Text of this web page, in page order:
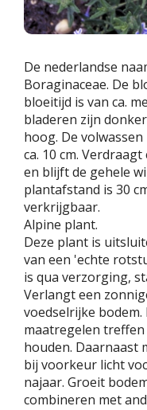
De nederlandse
Boraginaceae. De
bloeitijd is van ca.
bladeren zijn
hoog. De
ca. 10 cm.
en blijft de gehele
plantafstand is 30
verkrijgbaar.
Alpine plant.
Deze plant is
van een 'echte
is qua verzorging,
Verlangt een
voedselrijke
maatregelen
houden. Daarnaast
bij voorkeur licht
najaar. Groeit
combineren met